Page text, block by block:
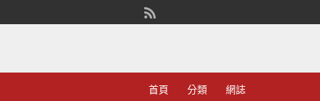
首頁 分類 網誌